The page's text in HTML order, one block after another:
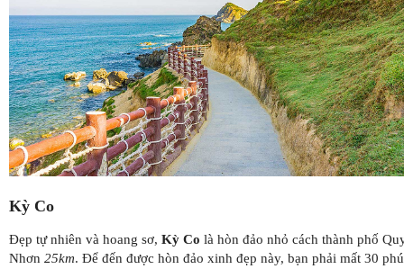
Kỳ Co
Đẹp tự nhiên và hoang sơ, Kỳ Co là hòn đảo nhỏ cách thành phố
Nhơn 25km. Để đến được hòn đảo xinh đẹp này, bạn phải mất 30